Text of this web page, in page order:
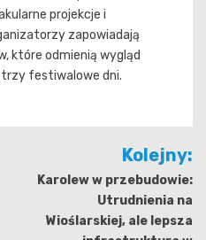
projekcje i
zapowiadają
które odmienią wygląd
trzy festiwalowe dni.
Kolejny:
Karolew w przebudowie:
Utrudnienia na
Wioślarskiej, ale lepsza